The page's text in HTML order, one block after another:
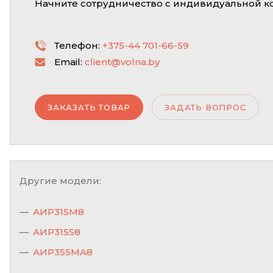
Начните сотрудничество с индивидуальной
Телефон: +375-44 701-66-59
Email: client@volna.by
ЗАКАЗАТЬ ТОВАР ЗАДАТЬ ВОПРОС
Другие модели:
АИР315М8
АИР315S8
АИР355MA8